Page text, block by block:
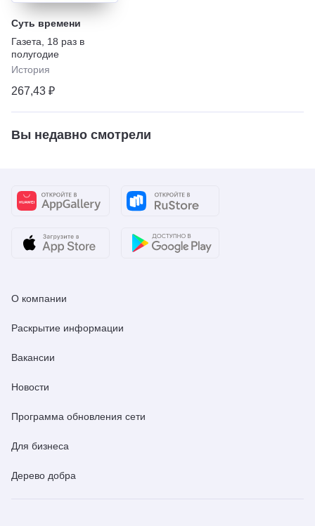
Суть времени
Газета
18 раз в
полугодие
История
267,43 ₽
Вы недавно смотрели
О компании
Раскрытие информации
Вакансии
Новости
Программа обновления сети
Для бизнеса
Дерево добра